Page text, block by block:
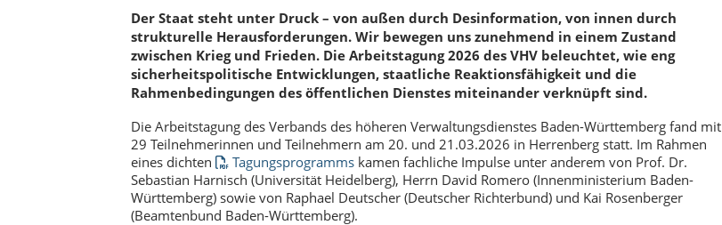
Der Staat steht unter Druck – von außen durch Desinformation, von innen durch
strukturelle Herausforderungen. Wir bewegen uns zunehmend in einem Zustand
zwischen Krieg und Frieden. Die Arbeitstagung 2026 des VHV beleuchtet, wie eng
sicherheitspolitische Entwicklungen, staatliche Reaktionsfähigkeit und die
Rahmenbedingungen des öffentlichen Dienstes miteinander verknüpft sind.
Die Arbeitstagung des Verbands des höheren Verwaltungsdienstes Baden-Württemberg fand mit
29 Teilnehmerinnen und Teilnehmern am 20. und 21.03.2026 in Herrenberg statt. Im Rahmen
eines dichten
Tagungsprogramms kamen fachliche Impulse unter anderem von Prof. Dr.
Sebastian Harnisch (Universität Heidelberg), Herrn David Romero (Innenministerium Baden-
Württemberg) sowie von Raphael Deutscher (Deutscher Richterbund) und Kai Rosenberger
(Beamtenbund Baden-Württemberg).